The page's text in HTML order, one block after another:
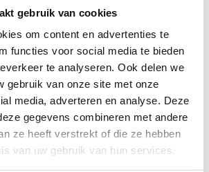
gebruik van cookies
om content en advertenties te
functies voor social media te bieden
te analyseren. Ook delen we
gebruik van onze site met onze
media, adverteren en analyse. Deze
gegevens combineren met andere
ze heeft verstrekt of die ze hebben
van uw gebruik van hun services.
Choe
Winter 2025
Theme Fall in love with Charlie
(92-164)